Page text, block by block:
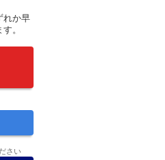
れか早
。
さい